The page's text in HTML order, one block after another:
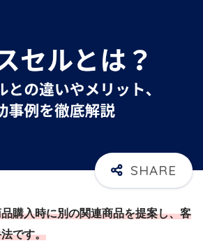
購入時に別の関連商品を提案し、客
です。